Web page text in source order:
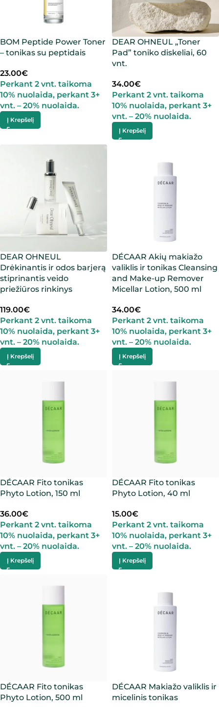
BOM Peptide Power Toner
– tonikas su peptidais
23.00€
Perkant 2 vnt. taikoma
10% nuolaida, perkant 3+
vnt. – 20% nuolaida.
Į Krepšelį
DEAR OHNEUL „Toner
Pad” toniko diskeliai, 60
vnt.
34.00€
Perkant 2 vnt. taikoma
10% nuolaida, perkant 3+
vnt. – 20% nuolaida.
Į Krepšelį
DEAR OHNEUL
Drėkinantis ir odos barjerą
stiprinantis veido
priežiūros rinkinys
119.00€
Perkant 2 vnt. taikoma
10% nuolaida, perkant 3+
vnt. – 20% nuolaida.
Į Krepšelį
DÉCAAR Akių makiažo
valiklis ir tonikas Cleansing
and Make-up Remover
Micellar Lotion, 500 ml
34.00€
Perkant 2 vnt. taikoma
10% nuolaida, perkant 3+
vnt. – 20% nuolaida.
Į Krepšelį
DÉCAAR Fito tonikas
Phyto Lotion, 150 ml
36.00€
Perkant 2 vnt. taikoma
10% nuolaida, perkant 3+
vnt. – 20% nuolaida.
Į Krepšelį
DÉCAAR Fito tonikas
Phyto Lotion, 40 ml
15.00€
Perkant 2 vnt. taikoma
10% nuolaida, perkant 3+
vnt. – 20% nuolaida.
Į Krepšelį
DÉCAAR Fito tonikas
Phyto Lotion, 500 ml
DÉCAAR Makiažo valiklis ir
micelinis tonikas